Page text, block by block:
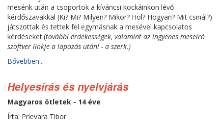
mesénk után a csoportok a kíváncsi kockáinkon lévő
kérdőszavakkal (Ki? Mi? Milyen? Mikor? Hol? Hogyan? Mit csinál?)
játszottak és tettek fel egymásnak a mesével kapcsolatos
kérdéseket.(további érdekességek, valamint az ingyenes meseíró
szoftver linkje a lapozás után! - a szerk.)
Bővebben...
Helyesírás és nyelvjárás
Magyaros ötletek - 14 éve
Írta: Prievara Tibor